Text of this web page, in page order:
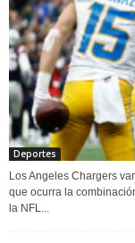
Deportes
Los Angeles Chargers
que ocurra la
la NFL...